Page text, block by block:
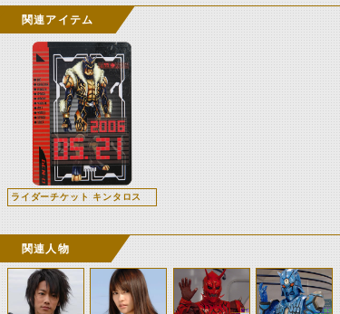
関連アイテム
ライダーチケット キンタロス
関連人物